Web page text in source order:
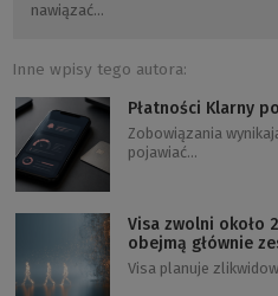
nawiązać…
Inne wpisy tego autora:
Płatności Klarny
Zobowiązania
pojawiać…
Visa zwolni około
obejmą głównie
Visa planuje